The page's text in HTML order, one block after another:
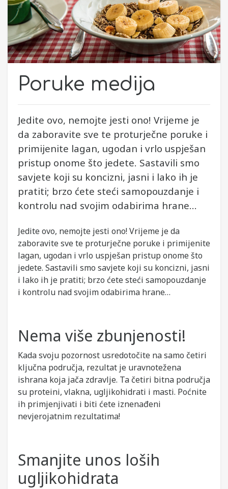
Poruke medija
Jedite ovo, nemojte jesti ono! Vrijeme je
da zaboravite sve te proturječne poruke i
primijenite lagan, ugodan i vrlo uspješan
pristup onome što jedete. Sastavili smo
savjete koji su koncizni, jasni i lako ih je
pratiti; brzo ćete steći samopouzdanje i
kontrolu nad svojim odabirima hrane…
Jedite ovo, nemojte jesti ono! Vrijeme je da
zaboravite sve te proturječne poruke i primijenite
lagan, ugodan i vrlo uspješan pristup onome što
jedete. Sastavili smo savjete koji su koncizni, jasni
i lako ih je pratiti; brzo ćete steći samopouzdanje
i kontrolu nad svojim odabirima hrane…
Nema više zbunjenosti!
Kada svoju pozornost usredotočite na samo četiri
ključna područja, rezultat je uravnotežena
ishrana koja jača zdravlje. Ta četiri bitna područja
su proteini, vlakna, ugljikohidrati i masti. Poćnite
ih primjenjivati i biti ćete iznenađeni
nevjerojatnim rezultatima!
Smanjite unos loših
ugljikohidrata